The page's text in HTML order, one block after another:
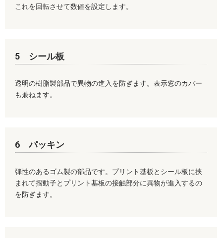
これを回転させて数値を設定します。
5 シール板
透明の樹脂製部品で異物の進入を防ぎます。表示窓のカバー
も兼ねます。
6 パッキン
弾性のあるゴム製の部品です。プリント基板とシール板に挟
まれて摺動子とプリント基板の接触部分に異物が進入するの
を防ぎます。